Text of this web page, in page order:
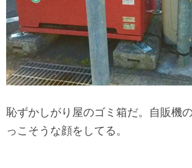
恥ずかしがり屋のゴミ箱だ。自販機
っこそうな顔をしてる。